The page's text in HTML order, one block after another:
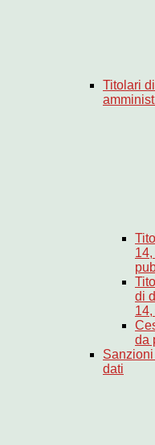
Titolari
di
da
dati